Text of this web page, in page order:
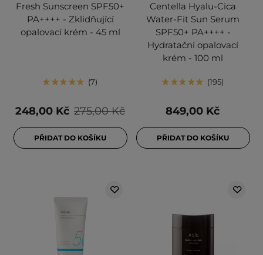
Fresh Sunscreen SPF50+
PA++++ - Zklidňující
opalovací krém - 45 ml
7
275,00 Kč
248,00 Kč
PŘIDAT DO KOŠÍKU
Centella Hyalu-Cica
Water-Fit Sun Serum
SPF50+ PA++++ -
Hydratační opalovací
krém - 100 ml
195
849,00 Kč
PŘIDAT DO KOŠÍKU